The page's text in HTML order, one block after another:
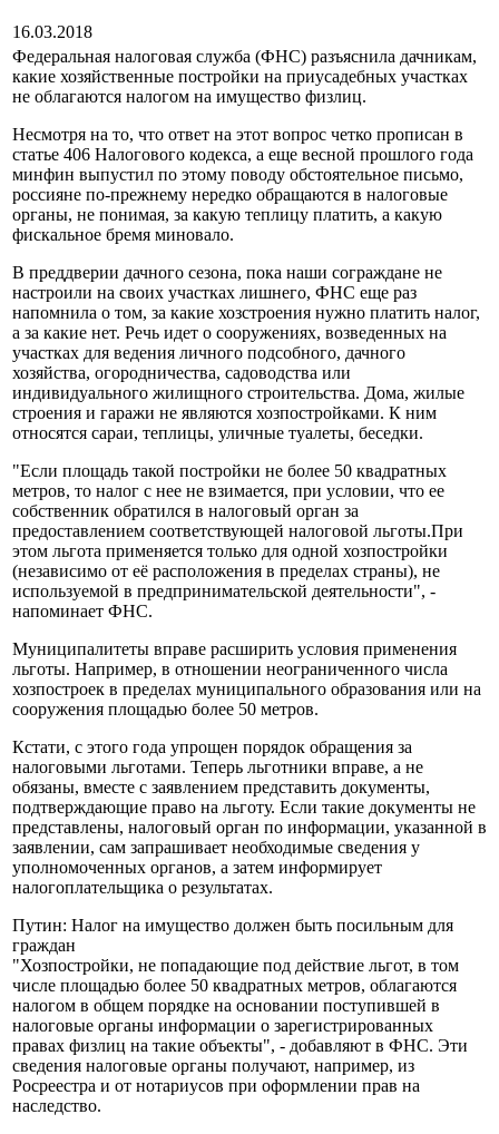
16.03.2018
Федеральная налоговая служба (ФНС) разъяснила дачникам,
какие хозяйственные постройки на приусадебных участках
не облагаются налогом на имущество физлиц.
Несмотря на то, что ответ на этот вопрос четко прописан в
статье 406 Налогового кодекса, а еще весной прошлого года
минфин выпустил по этому поводу обстоятельное письмо,
россияне по-прежнему нередко обращаются в налоговые
органы, не понимая, за какую теплицу платить, а какую
фискальное бремя миновало.
В преддверии дачного сезона, пока наши сограждане не
настроили на своих участках лишнего, ФНС еще раз
напомнила о том, за какие хозстроения нужно платить налог,
а за какие нет. Речь идет о сооружениях, возведенных на
участках для ведения личного подсобного, дачного
хозяйства, огородничества, садоводства или
индивидуального жилищного строительства. Дома, жилые
строения и гаражи не являются хозпостройками. К ним
относятся сараи, теплицы, уличные туалеты, беседки.
"Если площадь такой постройки не более 50 квадратных
метров, то налог с нее не взимается, при условии, что ее
собственник обратился в налоговый орган за
предоставлением соответствующей налоговой льготы.При
этом льгота применяется только для одной хозпостройки
(независимо от её расположения в пределах страны), не
используемой в предпринимательской деятельности", -
напоминает ФНС.
Муниципалитеты вправе расширить условия применения
льготы. Например, в отношении неограниченного числа
хозпостроек в пределах муниципального образования или на
сооружения площадью более 50 метров.
Кстати, с этого года упрощен порядок обращения за
налоговыми льготами. Теперь льготники вправе, а не
обязаны, вместе с заявлением представить документы,
подтверждающие право на льготу. Если такие документы не
представлены, налоговый орган по информации, указанной в
заявлении, сам запрашивает необходимые сведения у
уполномоченных органов, а затем информирует
налогоплательщика о результатах.
Путин: Налог на имущество должен быть посильным для
граждан
"Хозпостройки, не попадающие под действие льгот, в том
числе площадью более 50 квадратных метров, облагаются
налогом в общем порядке на основании поступившей в
налоговые органы информации о зарегистрированных
правах физлиц на такие объекты", - добавляют в ФНС. Эти
сведения налоговые органы получают, например, из
Росреестра и от нотариусов при оформлении прав на
наследство.